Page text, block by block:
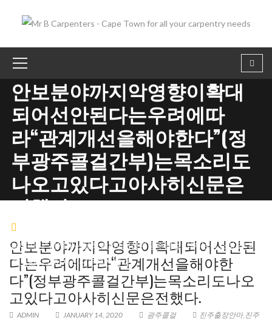
안보분야까지악영향이확대
되어선안된다는우려에따
라“관계개선을해야한다”(정
부광주콜걸간부)는목소리도
나오고있다고아사히신문은
전했다.
려에따라“관계개선을해야한다”(정부광주콜걸간부)는목소리도나
오고있다고아사히신문은전했다.
안보분야까지악영향이확대되어선안된
다는우려에따라“관계개선을해야한
다”(정부광주콜걸간부)는목소리도나오
고있다고아사히신문은전했다.
ADMIN JANUARY 14, 2020 광주콜걸 진주출장안마, 진주